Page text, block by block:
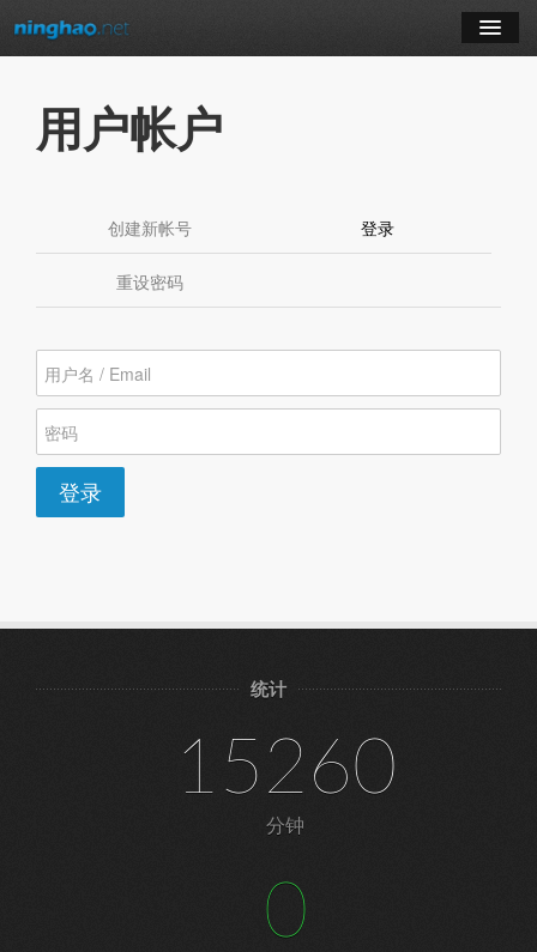
博客
订阅课程
用户帐户
创建新帐号 登录
重设密码
登录
统计
15260
分钟
0